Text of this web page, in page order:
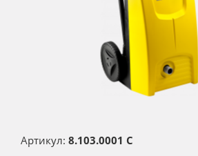
Артикул: 8.103.0001 C